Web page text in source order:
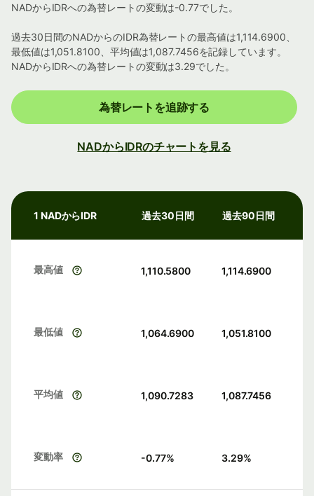
NADからIDRへの為替レートの変動は-0.77でした。
過去30日間のNADからのIDR為替レートの最高値は1,114.6900、
最低値は1,051.8100、平均値は1,087.7456を記録しています。
NADからIDRへの為替レートの変動は3.29でした。
為替レートを追跡する
NADからIDRのチャートを見る
1 NADからIDR 過去30日間 過去90日間
最高値 1,110.5800 1,114.6900
最低値 1,064.6900 1,051.8100
平均値 1,090.7283 1,087.7456
変動率 -0.77% 3.29%